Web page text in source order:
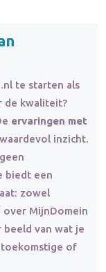
te starten als
de kwaliteit?
ervaringen met
inzicht.
biedt een
zowel
MijnDomein
van wat je
toekomstige of